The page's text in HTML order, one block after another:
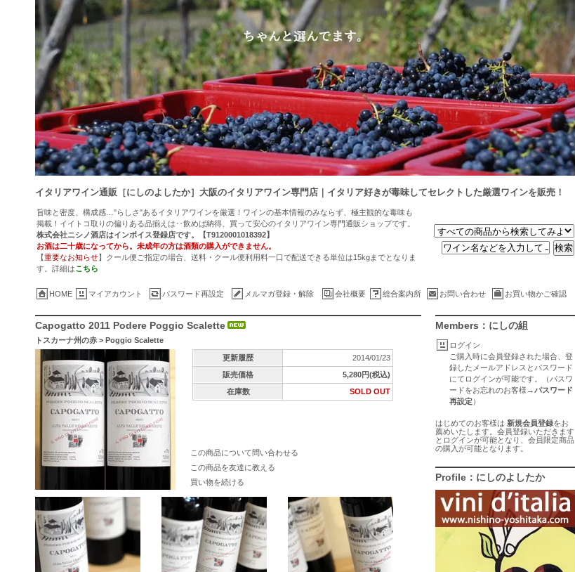
イタリアワイン通販［にしのよしたか］大阪のイタリアワイン専門店｜イタリア好きが毒味してセレクトした厳選ワインを販売！
旨味と密度、構成感…"らしさ"あるイタリアワインを厳選！ワインの基本情報のみならず、極主観的な毒味も
掲載！イイトコ取りの偏りある品揃えは‥飲めば納得、買って安心のイタリアワイン専門通販ショップです。
株式会社ニシノ酒店はインボイス登録店です。【T9120001018392】
お酒は二十歳になってから。未成年の方は酒類の購入ができません。
【重要なお知らせ】クール便ご指定の場合、送料・クール便利用料一口で配送できる単位は15kgまでとなりま
す。詳細はこちら
HOME マイアカウント パスワード再設定 メルマガ登録・解除 会社概要 総合案内所 お問い合わせ お買い物かご確認
Capogatto 2011 Podere Poggio Scalette
トスカーナ州の赤 > Poggio Scalette
更新履歴
2014/01/23
販売価格
5,280円(税込)
在庫数
SOLD OUT
この商品について問い合わせる
この商品を友達に教える
買い物を続ける
Members：にしの組
ログイン
ご購入時に会員登録された場合、登
録したメールアドレスとパスワード
にてログインが可能です。（パスワ
ードをお忘れのお客様→パスワード
再設定）
はじめてのお客様は 新規会員登録をお
薦めいたします。会員登録いただきます
とログインが可能となり、会員限定商品
の購入が可能となります。
Profile：にしのよしたか